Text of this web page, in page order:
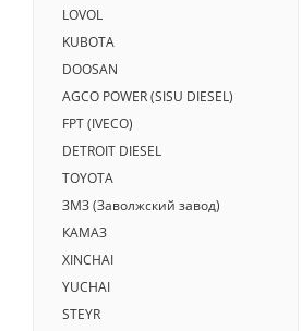
LOVOL
KUBOTA
DOOSAN
AGCO POWER (SISU DIESEL)
FPT (IVECO)
DETROIT DIESEL
TOYOTA
ЗМЗ (Заволжский завод)
КАМАЗ
XINCHAI
YUCHAI
STEYR